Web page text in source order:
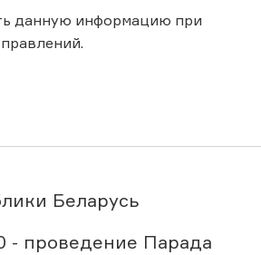
данную информацию при
Беларусь
- проведение Парада